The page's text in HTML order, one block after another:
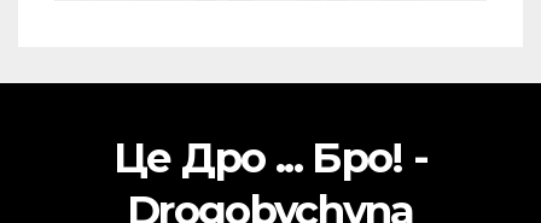
Це Дро ... Бро! -
Drogobychyna